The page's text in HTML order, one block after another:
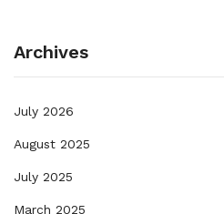
Archives
July 2026
August 2025
July 2025
March 2025